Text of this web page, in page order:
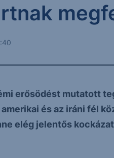
erősödést mutatott
és az iráni fél
elég jelentős